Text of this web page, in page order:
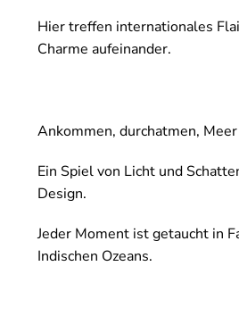
Hier treffen internationales
Charme aufeinander.
Ankommen, durchatmen,
Ein Spiel von Licht und
Design.
Jeder Moment ist getaucht in
Indischen Ozeans.